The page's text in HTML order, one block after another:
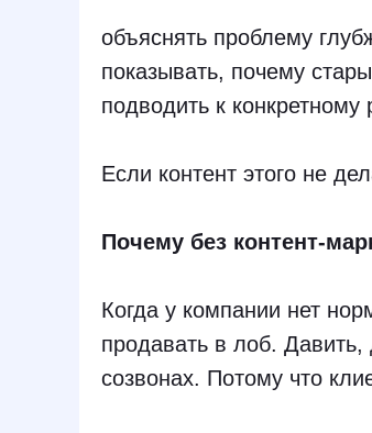
объяснять проблему
показывать, почему
подводить к
Если контент этого не
Почему без контент-
Когда у компании нет
продавать в лоб.
созвонах. Потому что